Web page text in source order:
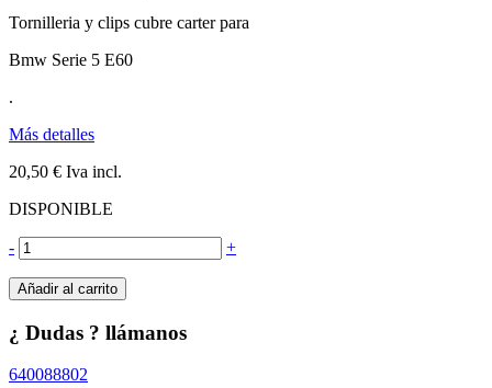
Tornilleria y clips cubre carter para
Bmw Serie 5 E60
.
Más detalles
20,50 € Iva incl.
DISPONIBLE
- +
Añadir al carrito
¿ Dudas ? llámanos
640088802